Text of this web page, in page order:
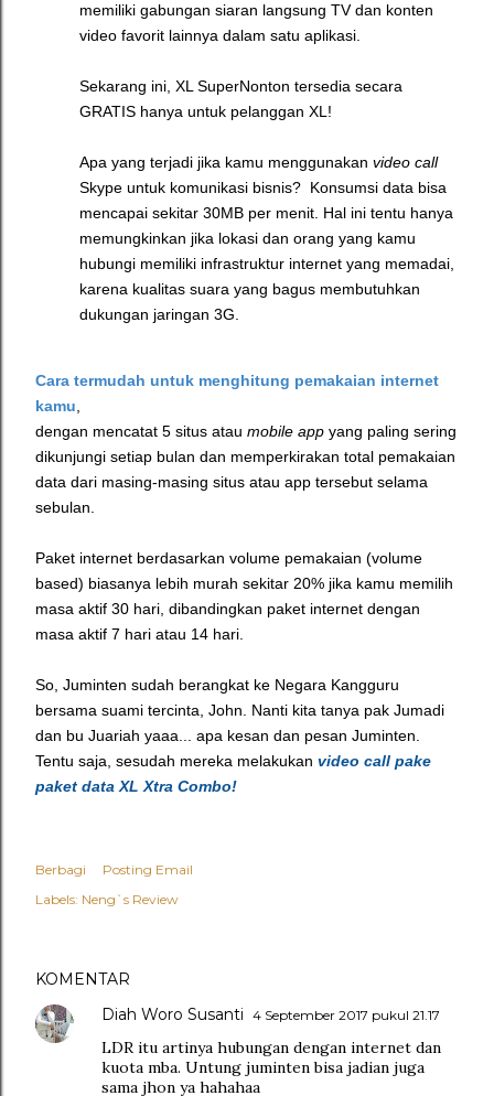
memiliki gabungan siaran langsung TV dan konten
video favorit lainnya dalam satu aplikasi.
Sekarang ini, XL SuperNonton tersedia secara
GRATIS hanya untuk pelanggan XL!
Apa yang terjadi jika kamu menggunakan video call
Skype untuk komunikasi bisnis? Konsumsi data bisa
mencapai sekitar 30MB per menit. Hal ini tentu hanya
memungkinkan jika lokasi dan orang yang kamu
hubungi memiliki infrastruktur internet yang memadai,
karena kualitas suara yang bagus membutuhkan
dukungan jaringan 3G.
Cara termudah untuk menghitung pemakaian internet
kamu
dengan mencatat 5 situs atau mobile app yang paling sering
dikunjungi setiap bulan dan memperkirakan total pemakaian
data dari masing-masing situs atau app tersebut selama
sebulan.
Paket internet berdasarkan volume pemakaian (volume
based) biasanya lebih murah sekitar 20% jika kamu memilih
masa aktif 30 hari, dibandingkan paket internet dengan
masa aktif 7 hari atau 14 hari.
So, Juminten sudah berangkat ke Negara Kangguru
bersama suami tercinta, John. Nanti kita tanya pak Jumadi
dan bu Juariah yaaa... apa kesan dan pesan Juminten.
Tentu saja, sesudah mereka melakukan video call pake
paket data XL Xtra Combo!
Berbagi
Posting Email
Labels: Neng`s Review
KOMENTAR
Diah Woro Susanti 4 September 2017 pukul 21.17
LDR itu artinya hubungan dengan internet dan
kuota mba. Untung juminten bisa jadian juga
sama jhon ya hahahaa